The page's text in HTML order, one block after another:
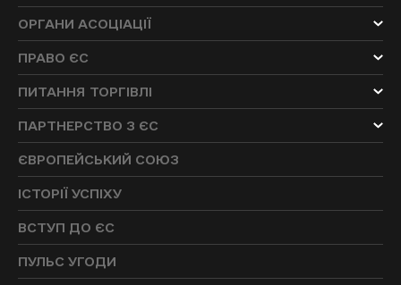
ОРГАНИ АСОЦІАЦІЇ
ПРАВО ЄС
ПИТАННЯ ТОРГІВЛІ
ПАРТНЕРСТВО З ЄС
ЄВРОПЕЙСЬКИЙ СОЮЗ
ІСТОРІЇ УСПІХУ
ВСТУП ДО ЄС
ПУЛЬС УГОДИ